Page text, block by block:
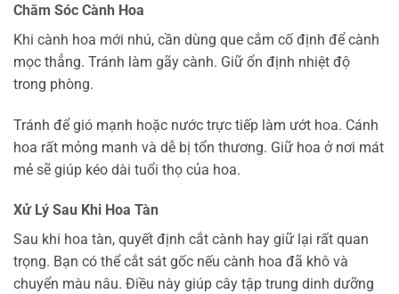
Chăm Sóc Cành Hoa
Khi cành hoa mới nhú, cần dùng que cắm cố định để cành
mọc thẳng. Tránh làm gãy cành. Giữ ổn định nhiệt độ
trong phòng.
Tránh để gió mạnh hoặc nước trực tiếp làm ướt hoa. Cánh
hoa rất mỏng manh và dễ bị tổn thương. Giữ hoa ở nơi mát
mẻ sẽ giúp kéo dài tuổi thọ của hoa.
Xử Lý Sau Khi Hoa Tàn
Sau khi hoa tàn, quyết định cắt cành hay giữ lại rất quan
trọng. Bạn có thể cắt sát gốc nếu cành hoa đã khô và
chuyển màu nâu. Điều này giúp cây tập trung dinh dưỡng